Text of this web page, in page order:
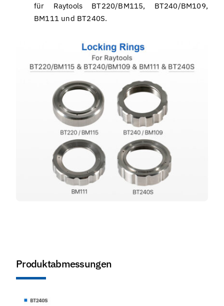
für Raytools BT220/BM115, BT240/BM109,
BM111 und BT240S.
Produktabmessungen